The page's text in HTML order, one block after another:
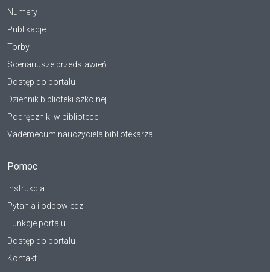
Numery
Publikacje
Torby
Scenariusze przedstawień
Dostęp do portalu
Dziennik biblioteki szkolnej
Podręczniki w bibliotece
Vademecum nauczyciela bibliotekarza
Pomoc
Instrukcja
Pytania i odpowiedzi
Funkcje portalu
Dostęp do portalu
Kontakt